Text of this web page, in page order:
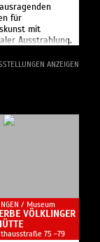
für
mit
Ausstrahlung.
ANZEIGEN
/ Museum
VÖLKLINGER
75 -79